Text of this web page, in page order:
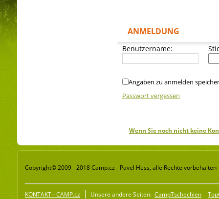
ANMELDUNG
Benutzername:
Angaben zu anmelden
Passwort vergessen
Wenn Sie noch nicht keine
Copyright© 2009 - 2018 Camp.cz - Pavel Hess, alle Rechte vorbehalten
KONTAKT - CAMP.cz Unsere andere Seiten: CampTschechien